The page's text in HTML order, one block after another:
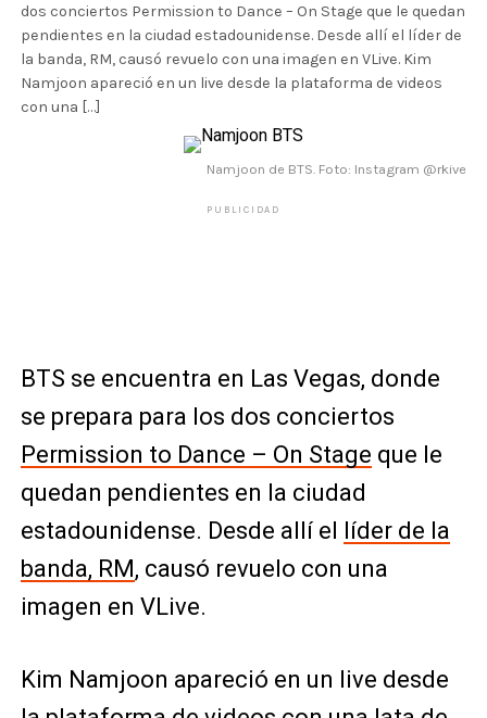
dos conciertos Permission to Dance – On Stage que le quedan
pendientes en la ciudad estadounidense. Desde allí el líder de
la banda, RM, causó revuelo con una imagen en VLive. Kim
Namjoon apareció en un live desde la plataforma de videos
con una […]
Namjoon de BTS. Foto: Instagram @rkive
PUBLICIDAD
BTS se encuentra en Las Vegas, donde
se prepara para los dos conciertos
Permission to Dance – On Stage que le
quedan pendientes en la ciudad
estadounidense. Desde allí el líder de la
banda, RM, causó revuelo con una
imagen en VLive.
Kim Namjoon apareció en un live desde